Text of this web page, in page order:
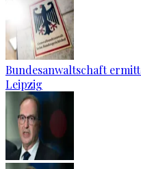
Bundesanwaltschaft
Leipzig